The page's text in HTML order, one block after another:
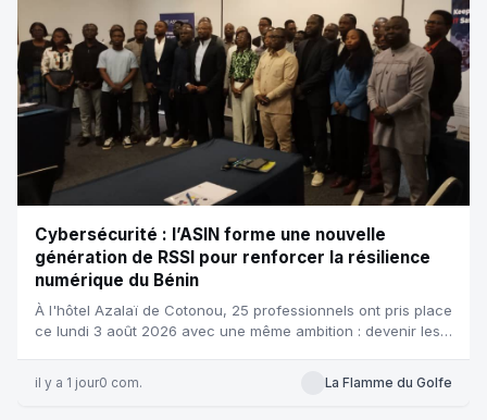
Cybersécurité : l’ASIN forme une nouvelle
génération de RSSI pour renforcer la résilience
numérique du Bénin
À l'hôtel Azalaï de Cotonou, 25 professionnels ont pris place
ce lundi 3 août 2026 avec une même ambition : devenir les
il y a 1 jour0 com. La Flamme du Golfe